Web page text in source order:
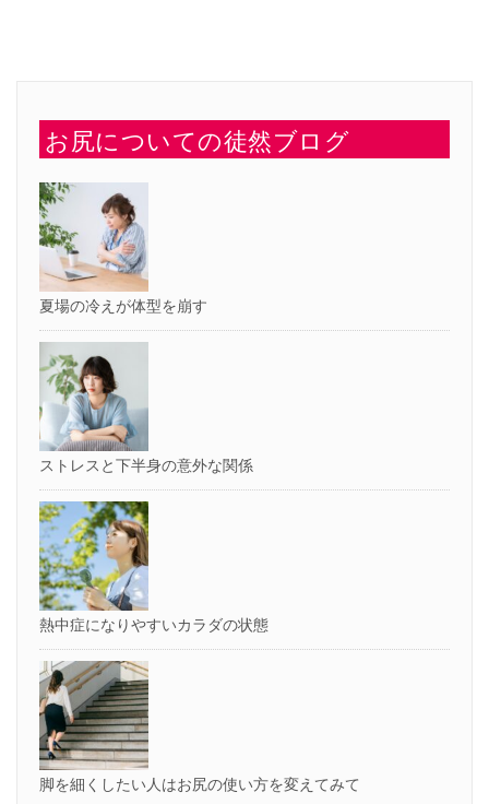
(新
し
ウ
ィ
ン
ウ
で
開
き
ま
す)
で
開
ま
す)
お尻についての徒然ブログ
夏場の冷えが体型を崩す
ストレスと下半身の意外な関係
熱中症になりやすいカラダの状態
脚を細くしたい人はお尻の使い方を変えてみて